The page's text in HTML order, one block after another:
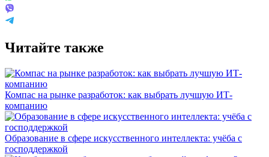
Читайте также
Компас на рынке разработок: как выбрать лучшую ИТ-
компанию
Образование в сфере искусственного интеллекта: учёба с
господдержкой